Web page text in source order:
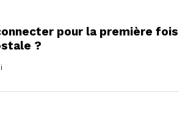
pour la première fois
?